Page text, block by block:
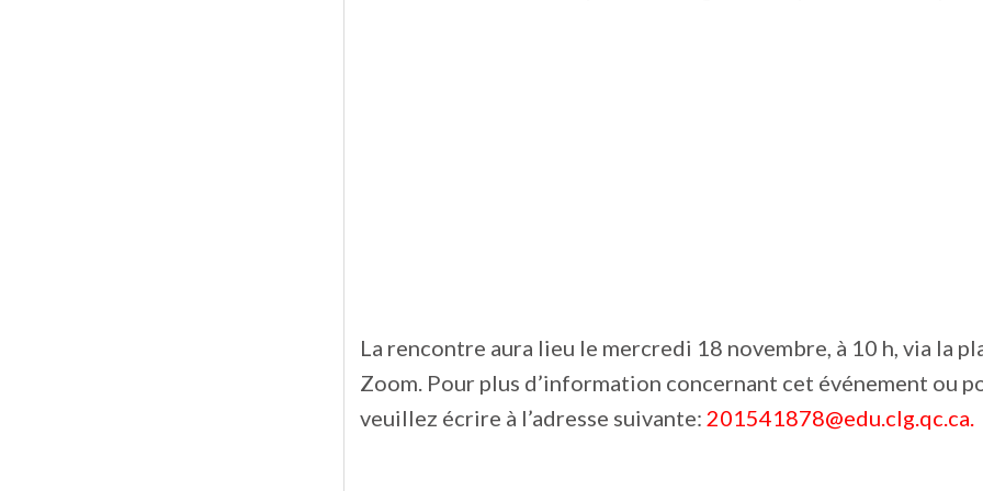
La rencontre aura lieu le mercredi 18 novembre, à 10 h, via la
Zoom. Pour plus d’information concernant cet événement ou
veuillez écrire à l’adresse suivante: 201541878@edu.clg.qc.ca.